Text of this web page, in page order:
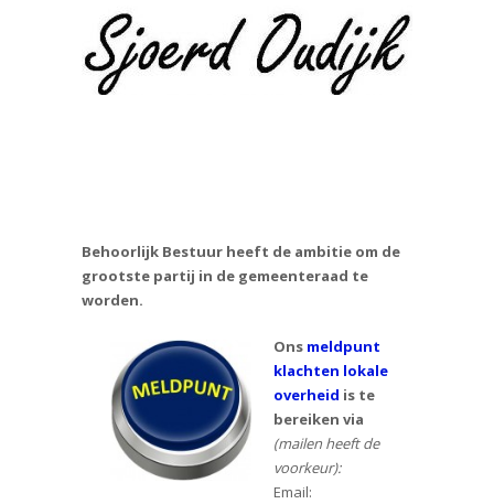
Behoorlijk Bestuur heeft de ambitie om de
grootste partij in de gemeenteraad te
worden.
Ons meldpunt
klachten lokale
overheid is te
bereiken via
(mailen heeft de
voorkeur):
Email: